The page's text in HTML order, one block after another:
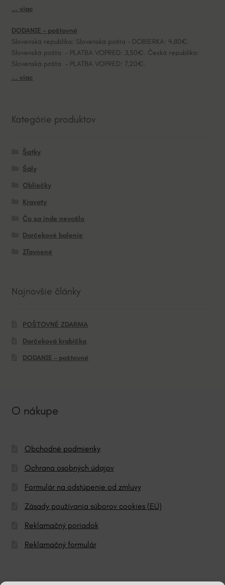
... viac
DODANIE – poštovné
Slovenská republika: Slovenská pošta – DOBIERKA: 4,80€.
Slovenská pošta – PLATBA VOPRED: 3,50€. Česká republika:
Slovenská pošta – PLATBA VOPRED: 7,20€.
... viac
Kategórie produktov
Šatky
Šály
Obliečky
Kravaty
Čo sa inde nevošlo
Darčekové balenie
Zľavnené
Najnovšie články
POŠTOVNÉ ZDARMA
Darčeková krabička
DODANIE – poštovné
O nákupe
Obchodné podmienky
Ochrana osobných údajov
Formulár na odstúpenie od zmluvy
Zásady používania súborov cookies (EÚ)
Reklamačný poriadok
Reklamačný formulár